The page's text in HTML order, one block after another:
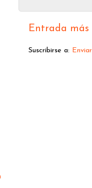
Entrada más
Suscribirse a: